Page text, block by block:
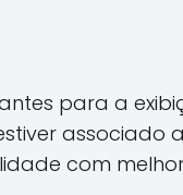
para a
associado
com